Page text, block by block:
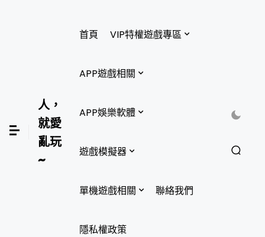
人，
就愛
亂玩
~
首頁 VIP特權遊戲專區
APP遊戲相關
APP娛樂軟體
遊戲模擬器
單機遊戲相關 聯絡我們
隱私權政策